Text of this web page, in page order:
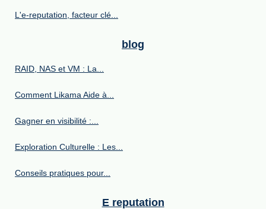
L'e-reputation, facteur clé...
blog
RAID, NAS et VM : La...
Comment Likama Aide à...
Gagner en visibilité :...
Exploration Culturelle : Les...
Conseils pratiques pour...
E reputation